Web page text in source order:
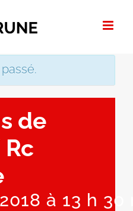
de
à 13 h 30